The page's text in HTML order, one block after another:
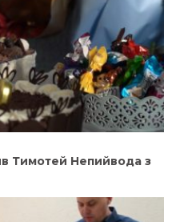
Тимотей Непийвода з